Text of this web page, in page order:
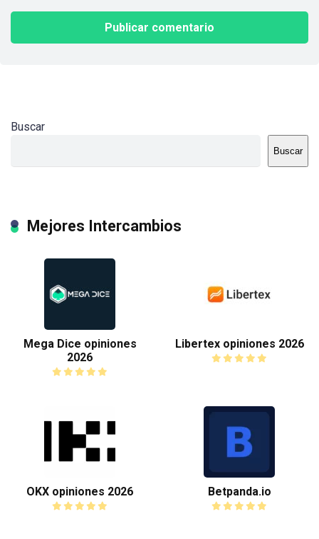
Buscar
Buscar
Mejores Intercambios
Mega Dice opiniones
2026
Libertex opiniones 2026
OKX opiniones 2026 Betpanda.io